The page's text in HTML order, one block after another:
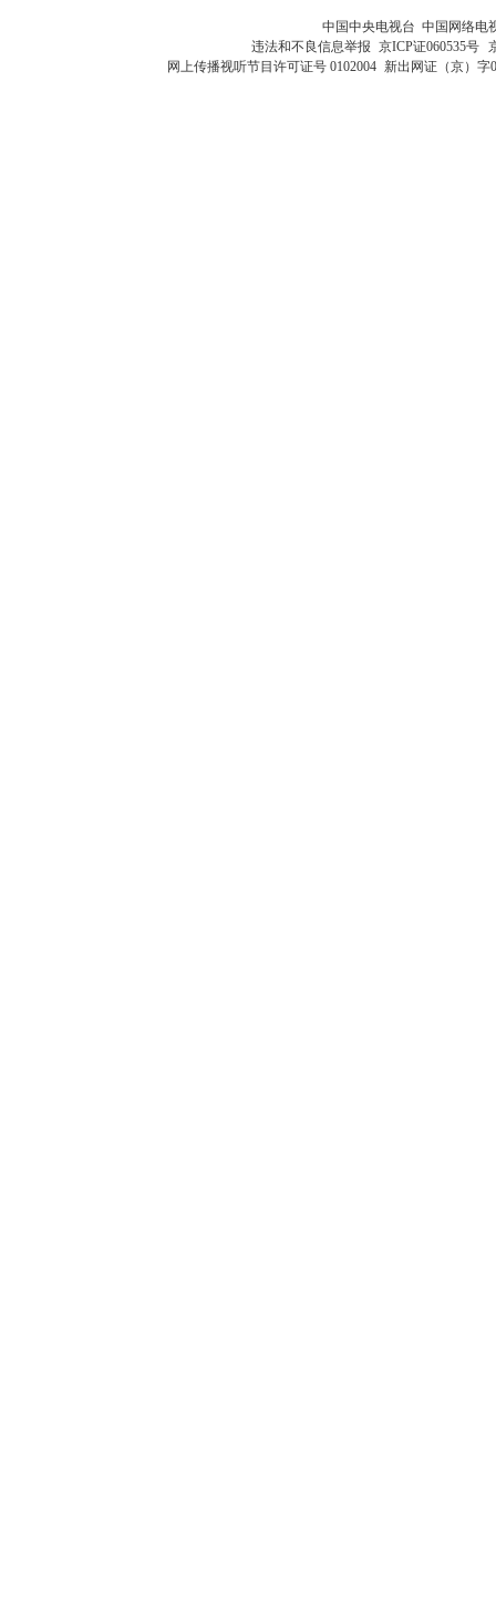
中国中央电视台 中国网络电
违法和不良信息举报 京ICP证060535号
网上传播视听节目许可证号 0102004 新出网证（京）